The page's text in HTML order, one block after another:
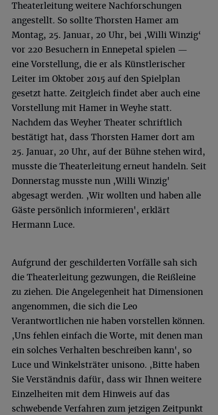
Theaterleitung weitere Nachforschungen
angestellt. So sollte Thorsten Hamer am
Montag, 25. Januar, 20 Uhr, bei ,Willi Winzig‘
vor 220 Besuchern in Ennepetal spielen —
eine Vorstellung, die er als Künstlerischer
Leiter im Oktober 2015 auf den Spielplan
gesetzt hatte. Zeitgleich findet aber auch eine
Vorstellung mit Hamer in Weyhe statt.
Nachdem das Weyher Theater schriftlich
bestätigt hat, dass Thorsten Hamer dort am
25. Januar, 20 Uhr, auf der Bühne stehen wird,
musste die Theaterleitung erneut handeln. Seit
Donnerstag musste nun ,Willi Winzig'
abgesagt werden. ,Wir wollten und haben alle
Gäste persönlich informieren', erklärt
Hermann Luce.
Aufgrund der geschilderten Vorfälle sah sich
die Theaterleitung gezwungen, die Reißleine
zu ziehen. Die Angelegenheit hat Dimensionen
angenommen, die sich die Leo
Verantwortlichen nie haben vorstellen können.
,Uns fehlen einfach die Worte, mit denen man
ein solches Verhalten beschreiben kann', so
Luce und Winkelsträter unisono. ,Bitte haben
Sie Verständnis dafür, dass wir Ihnen weitere
Einzelheiten mit dem Hinweis auf das
schwebende Verfahren zum jetzigen Zeitpunkt